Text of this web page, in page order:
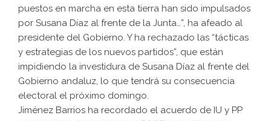
puestos en marcha en esta tierra han sido impulsados
por Susana Díaz al frente de la Junta…”, ha afeado al
presidente del Gobierno. Y ha rechazado las “tácticas
y estrategias de los nuevos partidos”, que están
impidiendo la investidura de Susana Díaz al frente del
Gobierno andaluz, lo que tendrá su consecuencia
electoral el próximo domingo.
Jiménez Barrios ha recordado el acuerdo de IU y PP